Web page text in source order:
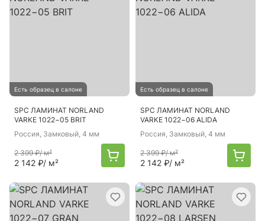
Есть образец в салоне
SPC ЛАМИНАТ NORLAND
VARKE 1022−05 BRIT
Россия, Замковый, 4 мм
2 399 ₽/ м²
2 142 ₽/ м²
Есть образец в салоне
SPC ЛАМИНАТ NORLAND
VARKE 1022−06 ALIDA
Россия, Замковый, 4 мм
2 399 ₽/ м²
2 142 ₽/ м²